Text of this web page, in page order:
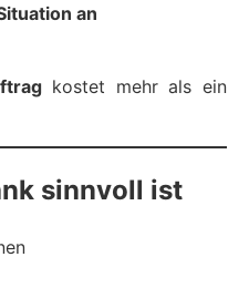
an
kostet mehr als ein
sinnvoll ist